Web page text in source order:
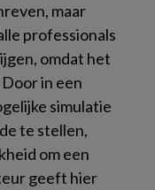
maar
professionals
omdat het
in een
simulatie
te stellen,
om een
geeft hier